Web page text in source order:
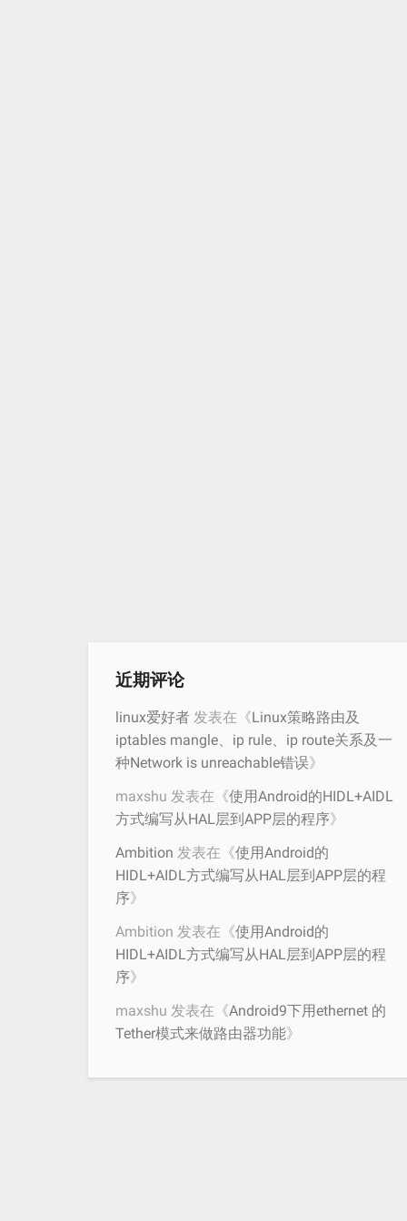
近期评论
linux爱好者 发表在《Linux策略路由及
iptables mangle、ip rule、ip route关系及一
种Network is unreachable错误》
maxshu 发表在《使用Android的HIDL+AIDL
方式编写从HAL层到APP层的程序》
Ambition 发表在《使用Android的
HIDL+AIDL方式编写从HAL层到APP层的程
序》
Ambition 发表在《使用Android的
HIDL+AIDL方式编写从HAL层到APP层的程
序》
maxshu 发表在《Android9下用ethernet 的
Tether模式来做路由器功能》